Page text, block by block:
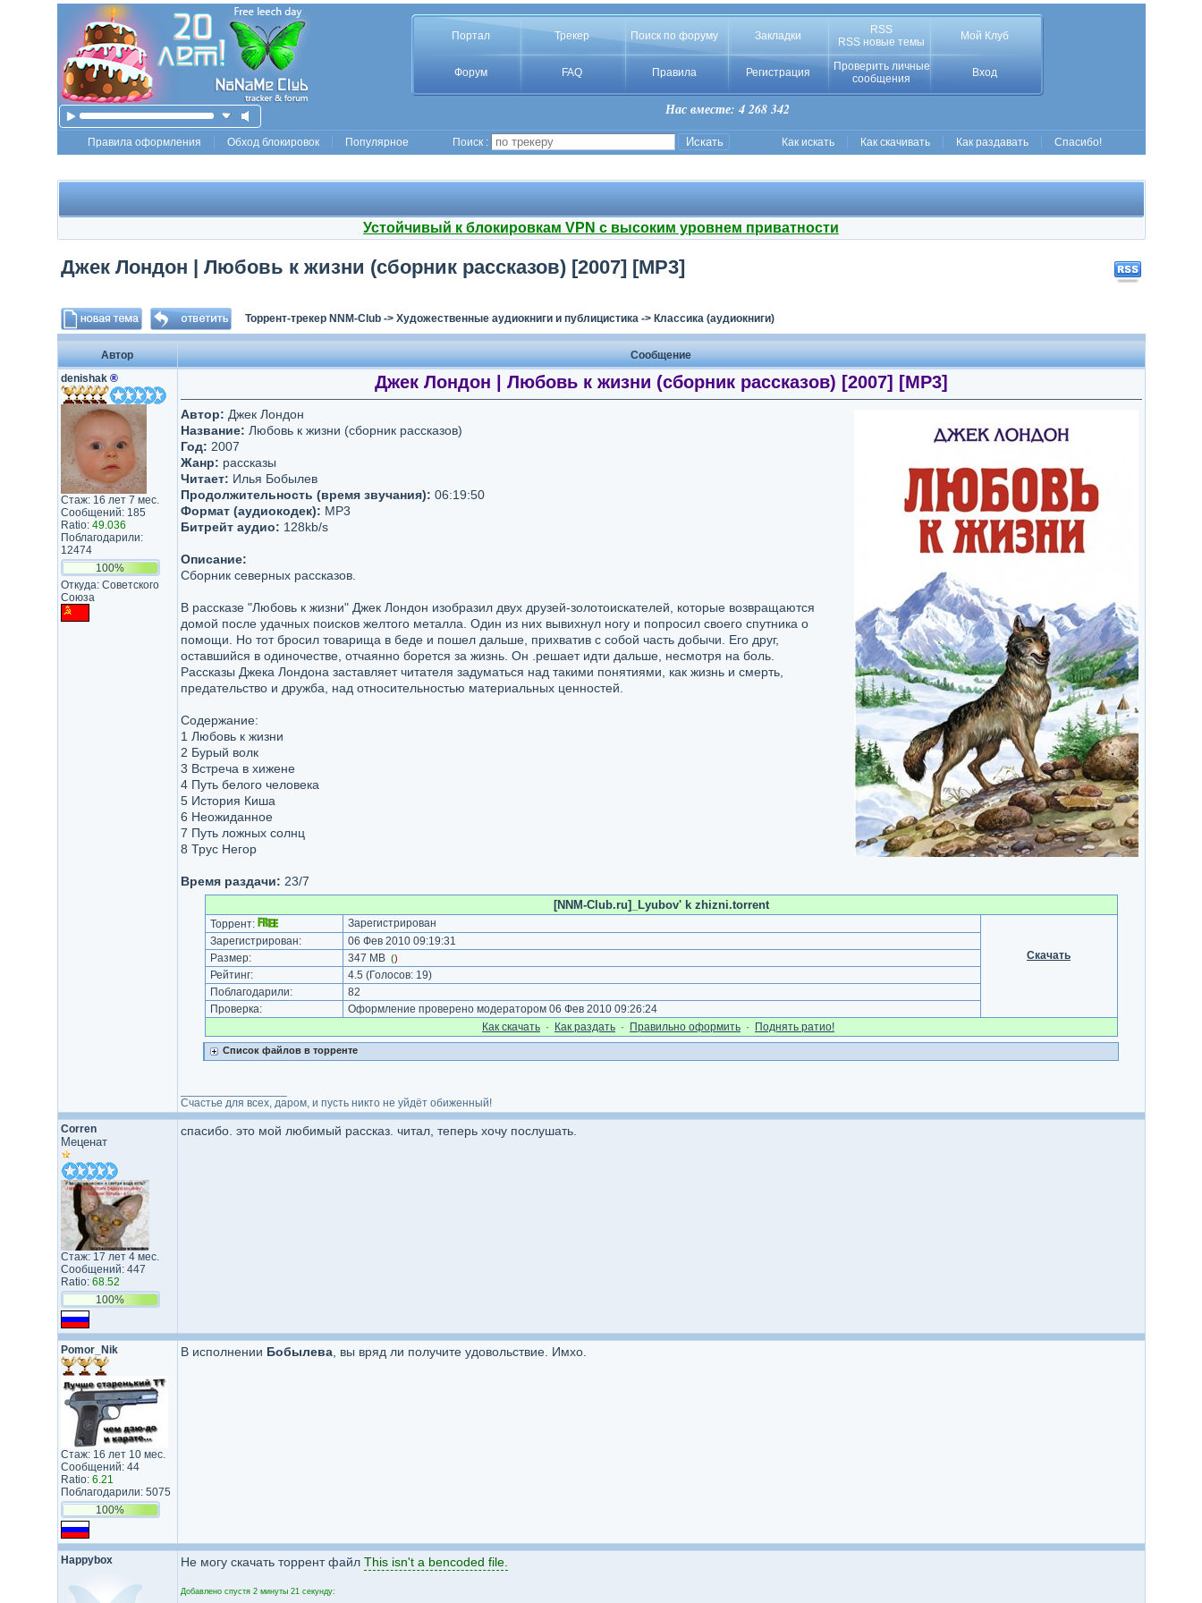
Портал Трекер Поиск по форуму Закладки
RSS
RSS новые темы
Мой Клуб
Форум FAQ Правила Регистрация
Проверить личные
сообщения
Вход
Нас вместе: 4 268 342
Правила оформления Обход блокировок Популярное Поиск : Как искать Как скачивать Как раздавать Спасибо!
Устойчивый к блокировкам VPN с высоким уровнем приватности
Джек Лондон | Любовь к жизни (сборник рассказов) [2007] [MP3]
Торрент-трекер NNM-Club-> Художественные аудиокниги и публицистика-> Классика (аудиокниги)
Автор
Сообщение
denishak ®
Стаж: 16 лет 7 мес.
Сообщений: 185
Ratio: 49.036
Поблагодарили:
12474
100%
Откуда: Советского
Союза
Джек Лондон | Любовь к жизни (сборник рассказов) [2007] [MP3]
Автор: Джек Лондон
Название: Любовь к жизни (сборник рассказов)
Год: 2007
Жанр: рассказы
Читает: Илья Бобылев
Продолжительность (время звучания): 06:19:50
Формат (аудиокодек): MP3
Битрейт аудио: 128kb/s
Описание:
Сборник северных рассказов.
В рассказе "Любовь к жизни" Джек Лондон изобразил двух друзей-золотоискателей, которые возвращаются
домой после удачных поисков желтого металла. Один из них вывихнул ногу и попросил своего спутника о
помощи. Но тот бросил товарища в беде и пошел дальше, прихватив с собой часть добычи. Его друг,
оставшийся в одиночестве, отчаянно борется за жизнь. Он .решает идти дальше, несмотря на боль.
Рассказы Джека Лондона заставляет читателя задуматься над такими понятиями, как жизнь и смерть,
предательство и дружба, над относительностью материальных ценностей.
Содержание:
1 Любовь к жизни
2 Бурый волк
3 Встреча в хижене
4 Путь белого человека
5 История Киша
6 Неожиданное
7 Путь ложных солнц
8 Трус Негор
Время раздачи: 23/7
[NNM-Club.ru]_Lyubov' k zhizni.torrent
Торрент: Зарегистрирован
Скачать
Зарегистрирован:
06 Фев 2010 09:19:31
Размер:
347 MB ()
Рейтинг: 4.5 (Голосов: 19)
Поблагодарили:
82
Проверка:
Оформление проверено модератором 06 Фев 2010 09:26:24
Как cкачать · Как раздать · Правильно оформить · Поднять ратио!
Список файлов в торренте
Счастье для всех, даром, и пусть никто не уйдёт обиженный!
Corren
Меценат
Стаж: 17 лет 4 мес.
Сообщений: 447
Ratio: 68.52
100%
спасибо. это мой любимый рассказ. читал, теперь хочу послушать.
Pomor_Nik
Стаж: 16 лет 10 мес.
Сообщений: 44
Ratio: 6.21
Поблагодарили: 5075
100%
В исполнении Бобылева, вы вряд ли получите удовольствие. Имхо.
Happybox Не могу скачать торрент файл This isn't a bencoded file.
Добавлено спустя 2 минуты 21 секунду: